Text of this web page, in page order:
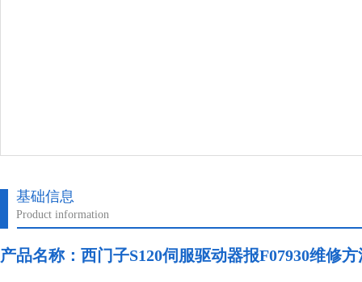
基础信息
Product information
产品名称： 西门子S120伺服驱动器报F07930维修